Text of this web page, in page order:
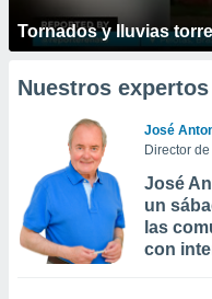
Tornados y lluvias
Nuestros expertos
José
Director
José
un
las
con